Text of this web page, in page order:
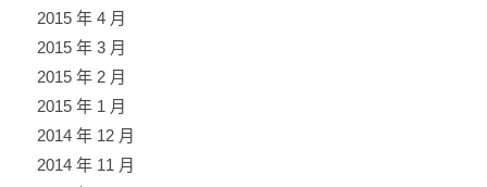
2015 年 4 月
2015 年 3 月
2015 年 2 月
2015 年 1 月
2014 年 12 月
2014 年 11 月